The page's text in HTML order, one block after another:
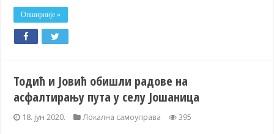
Опширније »
Тодић и Јовић обишли радове на
асфалтирању пута у селу Јошаница
18. јун 2020. Локална самоуправа 395